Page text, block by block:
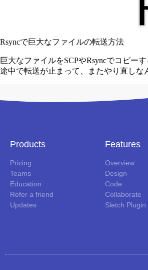
Rsyncで巨大なファイルの転送方法
巨大なファイルをSCPやRsyncでコピー
途中で転送が止まって、またやり直し
Products
Pricing
Teams
Education
Refer a friend
Updates
Features
Overview
Design
Code
Collaborate
Sletch Plugin